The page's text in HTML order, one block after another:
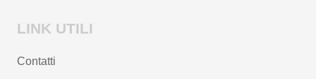
LINK UTILI
Contatti